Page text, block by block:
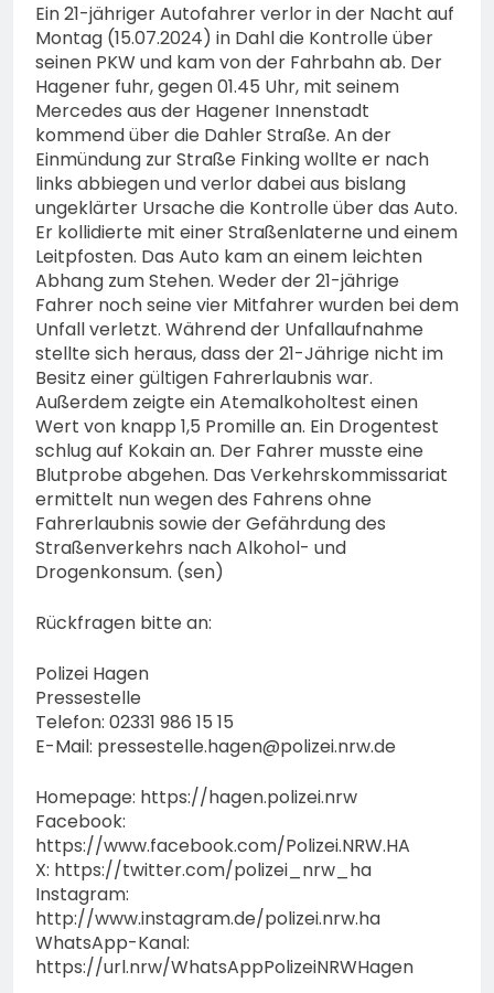
Ein 21-jähriger Autofahrer verlor in der Nacht auf
Montag (15.07.2024) in Dahl die Kontrolle über
seinen PKW und kam von der Fahrbahn ab. Der
Hagener fuhr, gegen 01.45 Uhr, mit seinem
Mercedes aus der Hagener Innenstadt
kommend über die Dahler Straße. An der
Einmündung zur Straße Finking wollte er nach
links abbiegen und verlor dabei aus bislang
ungeklärter Ursache die Kontrolle über das Auto.
Er kollidierte mit einer Straßenlaterne und einem
Leitpfosten. Das Auto kam an einem leichten
Abhang zum Stehen. Weder der 21-jährige
Fahrer noch seine vier Mitfahrer wurden bei dem
Unfall verletzt. Während der Unfallaufnahme
stellte sich heraus, dass der 21-Jährige nicht im
Besitz einer gültigen Fahrerlaubnis war.
Außerdem zeigte ein Atemalkoholtest einen
Wert von knapp 1,5 Promille an. Ein Drogentest
schlug auf Kokain an. Der Fahrer musste eine
Blutprobe abgehen. Das Verkehrskommissariat
ermittelt nun wegen des Fahrens ohne
Fahrerlaubnis sowie der Gefährdung des
Straßenverkehrs nach Alkohol- und
Drogenkonsum. (sen)
Rückfragen bitte an:
Polizei Hagen
Pressestelle
Telefon: 02331 986 15 15
E-Mail: pressestelle.hagen@polizei.nrw.de
Homepage: https://hagen.polizei.nrw
Facebook:
https://www.facebook.com/Polizei.NRW.HA
X: https://twitter.com/polizei_nrw_ha
Instagram:
http://www.instagram.de/polizei.nrw.ha
WhatsApp-Kanal:
https://url.nrw/WhatsAppPolizeiNRWHagen